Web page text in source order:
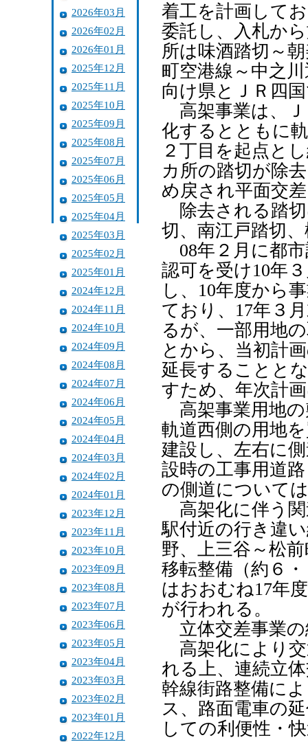
2026年03月
2026年02月
2026年01月
2025年12月
2025年11月
2025年10月
2025年09月
2025年08月
2025年07月
2025年06月
2025年05月
2025年04月
2025年03月
2025年02月
2025年01月
2024年12月
2024年11月
2024年10月
2024年09月
2024年08月
2024年07月
2024年06月
2024年05月
2024年04月
2024年03月
2024年02月
2024年01月
2023年12月
2023年11月
2023年10月
2023年09月
2023年08月
2023年07月
2023年06月
2023年05月
2023年04月
2023年03月
2023年02月
2023年01月
2022年12月
着工を計画して
委託し、入札か
所は味酒踏切～
町空港線～中之
向け県とＪＲ四
高架事業は、Ｊ
化するとともに
２丁目を起点と
カ所の踏切が除
め戻され平面交
除去される踏切
切、南江戸踏切
08年２月に都市
認可を受け10年
し、10年度から
ており、17年３
るが、一部用地
とから、当初計
延長することと
すため、年次計
高架事業用地の
軌道西側の用地
建設し、左右に
設時の工事用道
の側道について
高架化に伴う
駅付近の行き違
野、上三谷～松
移転整備（約６
はおおむね17年
が行われる。
立体交差事業の
高架化により交
れる上、連続立
幹線街路整備に
ス、路面電車の
しての利便性・